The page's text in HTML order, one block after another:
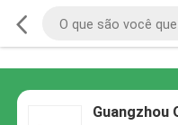
Guangzhou